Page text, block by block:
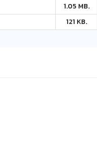
1.05 MB.
121 KB.